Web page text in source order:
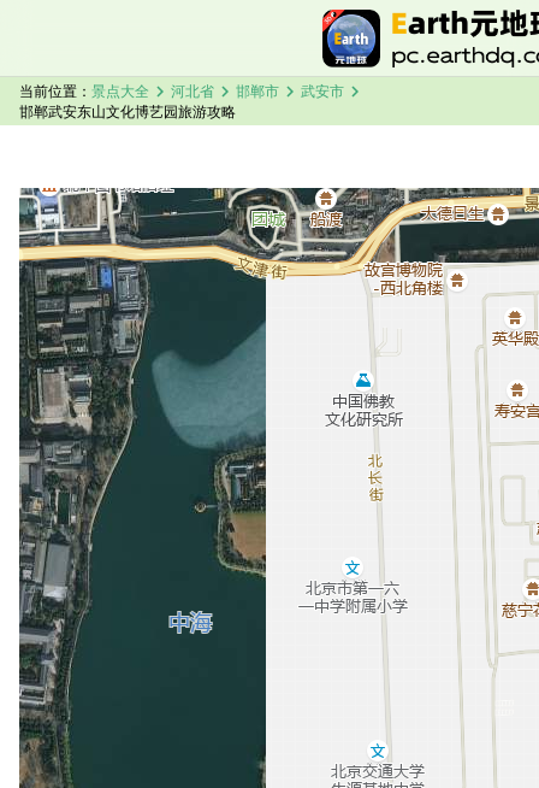
当前位置： 景点大全 chevron_right 河北省 chevron_right 邯郸市 chevron_right 武安市 chevron_right
邯郸武安东山文化博艺园旅游攻略
邯郸武安东山文化博艺园卫星地图加载中，请稍候...